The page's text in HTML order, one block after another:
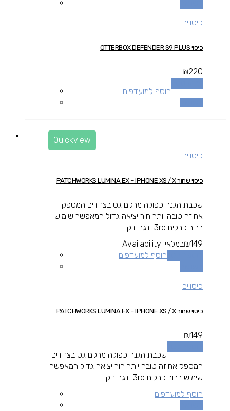
כיסויים
כיסוי OTTERBOX DEFENDER S9 PLUS
₪220
הוסף למועדפים
Quickview
כיסויים
כיסוי שחור PATCHWORKS LUMINA EX – IPHONE XS / X
שכבת הגנה כפולה מרקם גס בצדדים המספק
אחיזה טובה יותר חור יציאה גדול המאפשר שימוש
ברוב כבלים 3rd. דגם דק...
₪149
Availability: במלאי
הוסף למועדפים
כיסויים
כיסוי שחור PATCHWORKS LUMINA EX – IPHONE XS / X
₪149
שכבת הגנה כפולה מרקם גס בצדדים
המספק אחיזה טובה יותר חור יציאה גדול המאפשר
שימוש ברוב כבלים 3rd. דגם דק...
הוסף למועדפים